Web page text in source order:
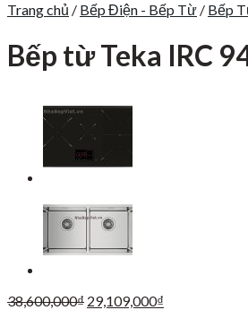
Trang chủ / Bếp Điện - Bếp Từ / Bếp
Bếp từ Teka IRC
38,600,000₫ Giá
29,109,000₫